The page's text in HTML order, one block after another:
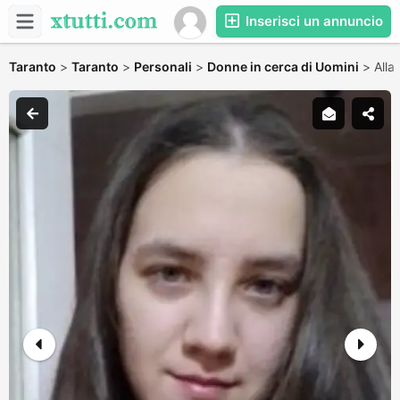
Inserisci un annuncio
Taranto > Taranto > Personali > Donne in cerca di Uomini > Alla